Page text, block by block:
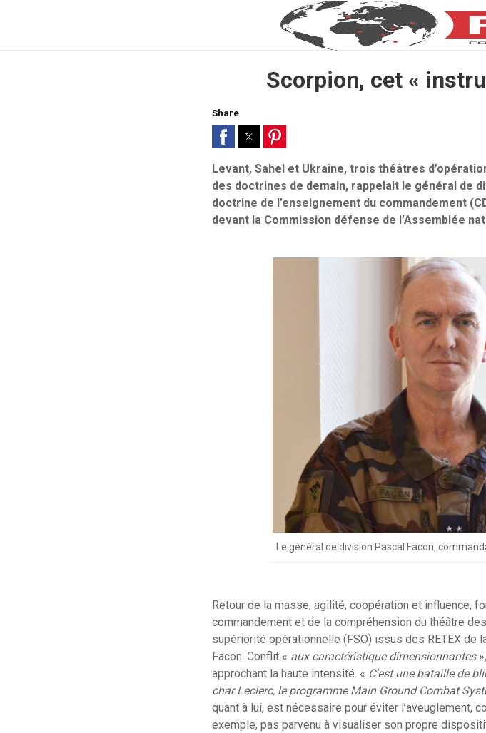
Scorpion, cet «
Share
Levant, Sahel et Ukraine, trois théâtres
des doctrines de demain, rappelait le général de
doctrine de l’enseignement du commandement
devant la Commission défense de l’Assemblée
Le général de division Pascal Facon,
Retour de la masse, agilité, coopération et influence,
commandement et de la compréhension du théâtre
supériorité opérationnelle (FSO) issus des RETEX de
Facon. Conflit « aux caractéristique dimensionnantes
approchant la haute intensité. « C’est une bataille de
char Leclerc, le programme Main Ground Combat
quant à lui, est nécessaire pour éviter l’aveuglement,
exemple, pas parvenu à visualiser son propre